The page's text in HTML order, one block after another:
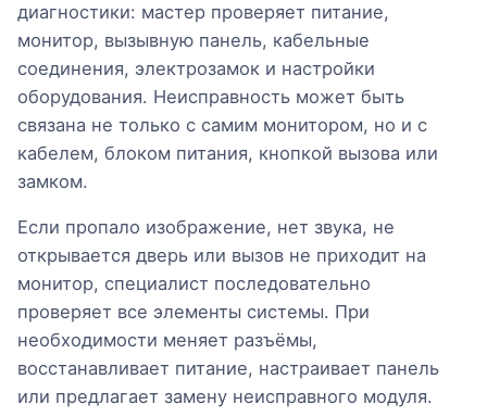
диагностики: мастер проверяет питание,
монитор, вызывную панель, кабельные
соединения, электрозамок и настройки
оборудования. Неисправность может быть
связана не только с самим монитором, но и с
кабелем, блоком питания, кнопкой вызова или
замком.
Если пропало изображение, нет звука, не
открывается дверь или вызов не приходит на
монитор, специалист последовательно
проверяет все элементы системы. При
необходимости меняет разъёмы,
восстанавливает питание, настраивает панель
или предлагает замену неисправного модуля.